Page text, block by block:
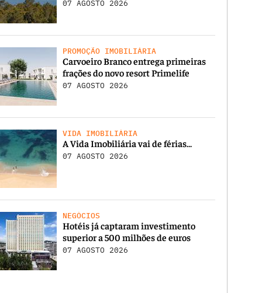
07 AGOSTO 2026
PROMOÇÃO IMOBILIÁRIA
Carvoeiro Branco entrega primeiras
frações do novo resort Primelife
07 AGOSTO 2026
VIDA IMOBILIÁRIA
A Vida Imobiliária vai de férias…
07 AGOSTO 2026
NEGÓCIOS
Hotéis já captaram investimento
superior a 500 milhões de euros
07 AGOSTO 2026